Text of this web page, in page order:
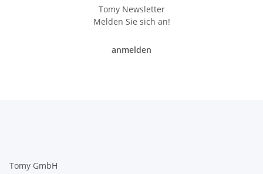
Tomy Newsletter
Melden Sie sich an!
anmelden
Tomy GmbH